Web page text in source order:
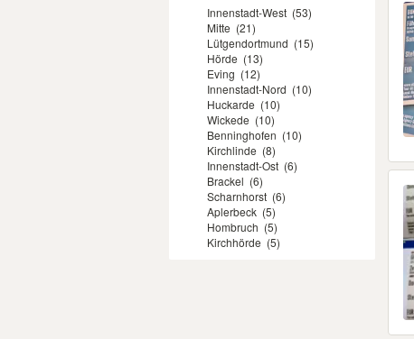
Innenstadt-West (53)
Mitte (21)
Lütgendortmund (15)
Hörde (13)
Eving (12)
Innenstadt-Nord (10)
Huckarde (10)
Wickede (10)
Benninghofen (10)
Kirchlinde (8)
Innenstadt-Ost (6)
Brackel (6)
Scharnhorst (6)
Aplerbeck (5)
Hombruch (5)
Kirchhörde (5)